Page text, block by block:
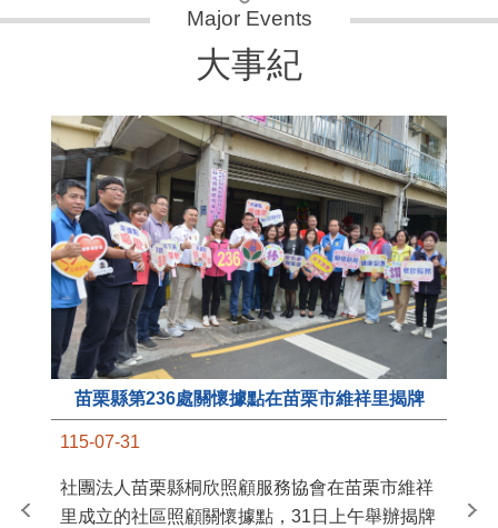
大事紀
苗栗縣第236處關懷據點在苗栗市維祥里揭牌
115-07-31
社團法人苗栗縣桐欣照顧服務協會在苗栗市維祥
里成立的社區照顧關懷據點，31日上午舉辦揭牌
苗